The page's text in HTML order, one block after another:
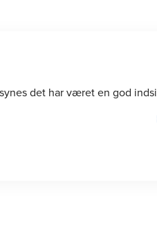
det har været en god